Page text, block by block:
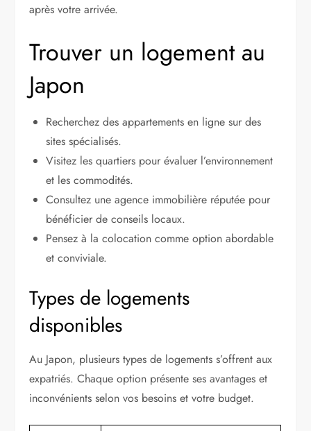
après votre arrivée.
Trouver un logement au
Japon
Recherchez des appartements en ligne sur des
sites spécialisés.
Visitez les quartiers pour évaluer l’environnement
et les commodités.
Consultez une agence immobilière réputée pour
bénéficier de conseils locaux.
Pensez à la colocation comme option abordable
et conviviale.
Types de logements
disponibles
Au Japon, plusieurs types de logements s’offrent aux
expatriés. Chaque option présente ses avantages et
inconvénients selon vos besoins et votre budget.